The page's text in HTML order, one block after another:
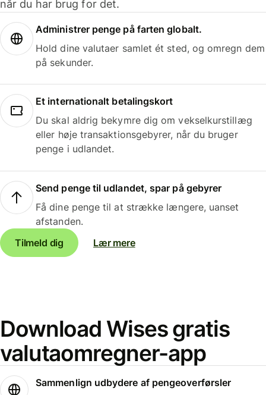
når du har brug for det.
Administrer penge på farten globalt.
Hold dine valutaer samlet ét sted, og omregn dem
på sekunder.
Et internationalt betalingskort
Du skal aldrig bekymre dig om vekselkurstillæg
eller høje transaktionsgebyrer, når du bruger
penge i udlandet.
Send penge til udlandet, spar på gebyrer
Få dine penge til at strække længere, uanset
afstanden.
Tilmeld dig
Lær mere
Download Wises gratis
valutaomregner-app
Sammenlign udbydere af pengeoverførsler